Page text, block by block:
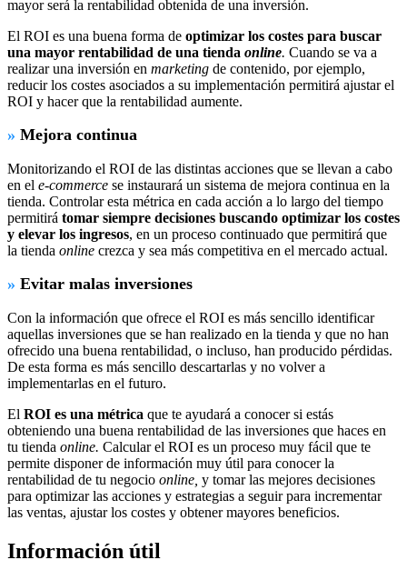
mayor será la rentabilidad obtenida de una inversión.
El ROI es una buena forma de optimizar los costes para buscar
una mayor rentabilidad de una tienda online. Cuando se va a
realizar una inversión en marketing de contenido, por ejemplo,
reducir los costes asociados a su implementación permitirá ajustar el
ROI y hacer que la rentabilidad aumente.
» Mejora continua
Monitorizando el ROI de las distintas acciones que se llevan a cabo
en el e-commerce se instaurará un sistema de mejora continua en la
tienda. Controlar esta métrica en cada acción a lo largo del tiempo
permitirá tomar siempre decisiones buscando optimizar los costes
y elevar los ingresos, en un proceso continuado que permitirá que
la tienda online crezca y sea más competitiva en el mercado actual.
» Evitar malas inversiones
Con la información que ofrece el ROI es más sencillo identificar
aquellas inversiones que se han realizado en la tienda y que no han
ofrecido una buena rentabilidad, o incluso, han producido pérdidas.
De esta forma es más sencillo descartarlas y no volver a
implementarlas en el futuro.
El ROI es una métrica que te ayudará a conocer si estás
obteniendo una buena rentabilidad de las inversiones que haces en
tu tienda online. Calcular el ROI es un proceso muy fácil que te
permite disponer de información muy útil para conocer la
rentabilidad de tu negocio online, y tomar las mejores decisiones
para optimizar las acciones y estrategias a seguir para incrementar
las ventas, ajustar los costes y obtener mayores beneficios.
Información útil